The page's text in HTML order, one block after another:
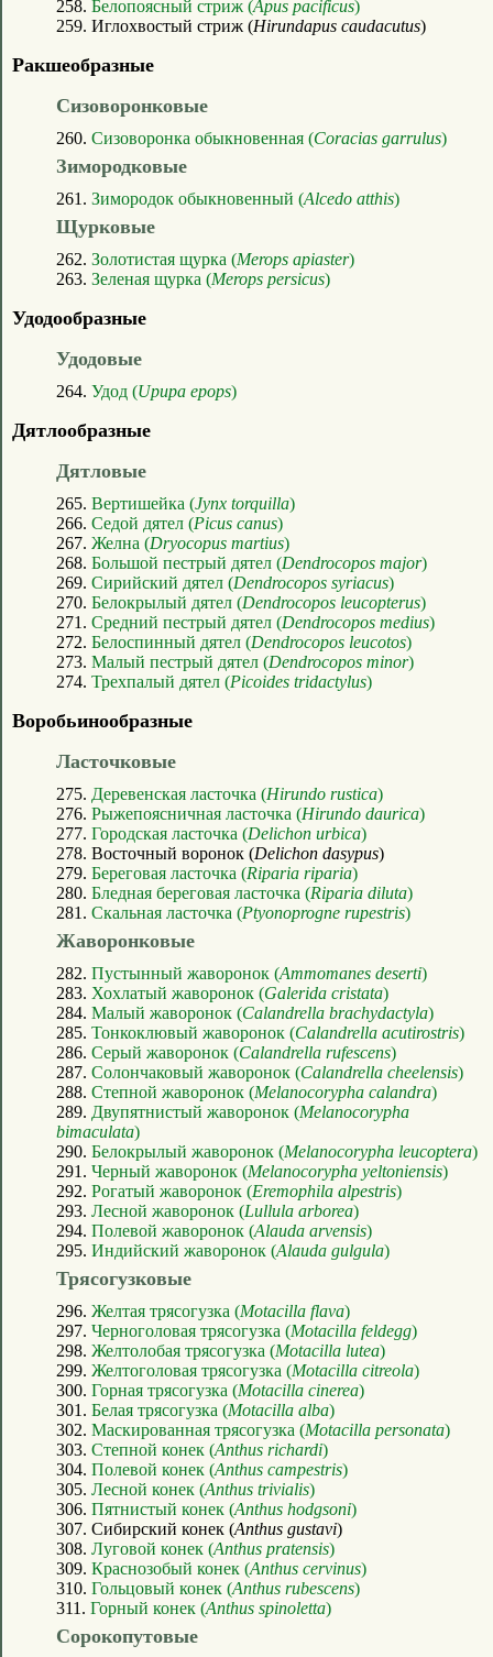
258. Белопоясный стриж (Apus pacificus)
259. Иглохвостый стриж (Hirundapus caudacutus)
Ракшеобразные
Сизоворонковые
260. Сизоворонка обыкновенная (Coracias garrulus)
Зимородковые
261. Зимородок обыкновенный (Alcedo atthis)
Щурковые
262. Золотистая щурка (Merops apiaster)
263. Зеленая щурка (Merops persicus)
Удодообразные
Удодовые
264. Удод (Upupa epops)
Дятлообразные
Дятловые
265. Вертишейка (Jynx torquilla)
266. Седой дятел (Picus canus)
267. Желна (Dryocopus martius)
268. Большой пестрый дятел (Dendrocopos major)
269. Сирийский дятел (Dendrocopos syriacus)
270. Белокрылый дятел (Dendrocopos leucopterus)
271. Средний пестрый дятел (Dendrocopos medius)
272. Белоспинный дятел (Dendrocopos leucotos)
273. Малый пестрый дятел (Dendrocopos minor)
274. Трехпалый дятел (Picoides tridactylus)
Воробьинообразные
Ласточковые
275. Деревенская ласточка (Hirundo rustica)
276. Рыжепоясничная ласточка (Hirundo daurica)
277. Городская ласточка (Delichon urbica)
278. Восточный воронок (Delichon dasypus)
279. Береговая ласточка (Riparia riparia)
280. Бледная береговая ласточка (Riparia diluta)
281. Скальная ласточка (Ptyonoprogne rupestris)
Жаворонковые
282. Пустынный жаворонок (Ammomanes deserti)
283. Хохлатый жаворонок (Galerida cristata)
284. Малый жаворонок (Calandrella brachydactyla)
285. Тонкоклювый жаворонок (Calandrella acutirostris)
286. Серый жаворонок (Calandrella rufescens)
287. Солончаковый жаворонок (Calandrella cheelensis)
288. Степной жаворонок (Melanocorypha calandra)
289. Двупятнистый жаворонок (Melanocorypha
bimaculata)
290. Белокрылый жаворонок (Melanocorypha leucoptera)
291. Черный жаворонок (Melanocorypha yeltoniensis)
292. Рогатый жаворонок (Eremophila alpestris)
293. Лесной жаворонок (Lullula arborea)
294. Полевой жаворонок (Alauda arvensis)
295. Индийский жаворонок (Alauda gulgula)
Трясогузковые
296. Желтая трясогузка (Motacilla flava)
297. Черноголовая трясогузка (Motacilla feldegg)
298. Желтолобая трясогузка (Motacilla lutea)
299. Желтоголовая трясогузка (Motacilla citreola)
300. Горная трясогузка (Motacilla cinerea)
301. Белая трясогузка (Motacilla alba)
302. Маскированная трясогузка (Motacilla personata)
303. Степной конек (Anthus richardi)
304. Полевой конек (Anthus campestris)
305. Лесной конек (Anthus trivialis)
306. Пятнистый конек (Anthus hodgsoni)
307. Сибирский конек (Anthus gustavi)
308. Луговой конек (Anthus pratensis)
309. Краснозобый конек (Anthus cervinus)
310. Гольцовый конек (Anthus rubescens)
311. Горный конек (Anthus spinoletta)
Сорокопутовые